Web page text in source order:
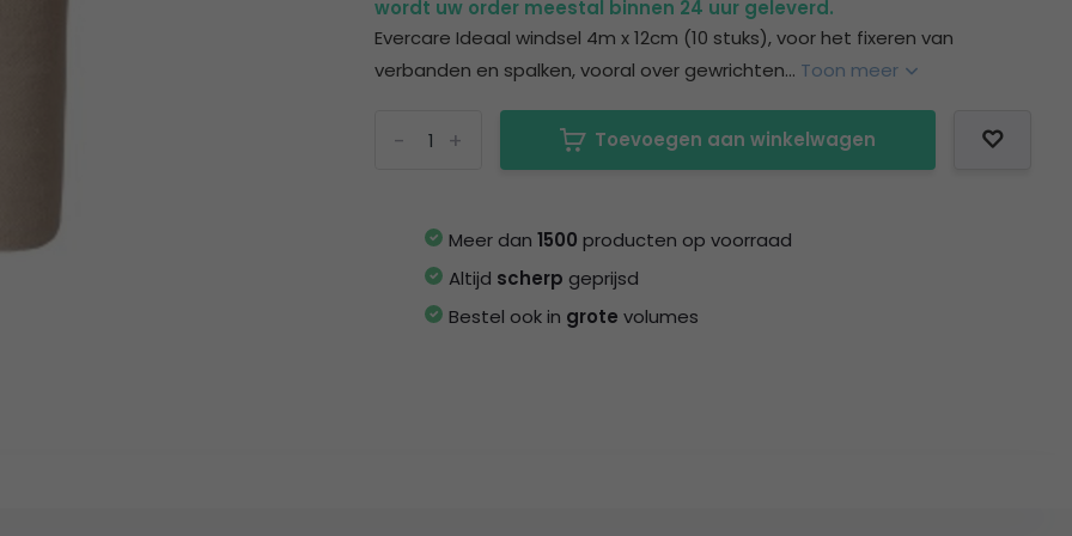
wordt uw order meestal binnen 24 uur geleverd.
Evercare Ideaal windsel 4m x 12cm (10 stuks), voor het fixeren van
verbanden en spalken, vooral over gewrichten... Toon meer
+
- Toevoegen aan winkelwagen
Meer dan1500 producten op voorraad
Altijd scherp geprijsd
Bestel ook in grotevolumes